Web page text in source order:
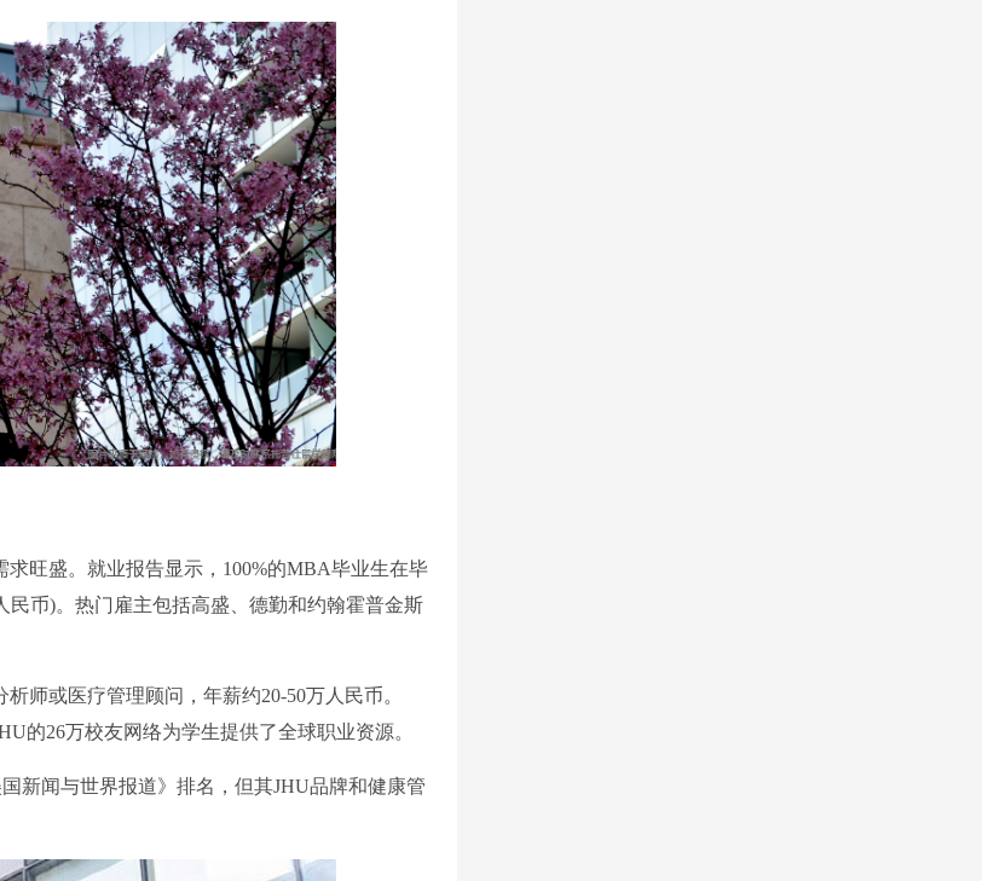
旺盛。就业报告显示，100%的MBA毕业生在毕
民币)。热门雇主包括高盛、德勤和约翰霍普金斯
或医疗管理顾问，年薪约20-50万人民币。
的26万校友网络为学生提供了全球职业资源。
闻与世界报道》排名，但其JHU品牌和健康管